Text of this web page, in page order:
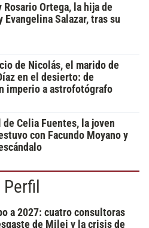
Rosario Ortega, la hija de
Evangelina Salazar, tras su
de Nicolás, el marido de
en el desierto: de
imperio a astrofotógrafo
Celia Fuentes, la joven
con Facundo Moyano y
a 2027: cuatro consultoras
de Milei y la crisis de